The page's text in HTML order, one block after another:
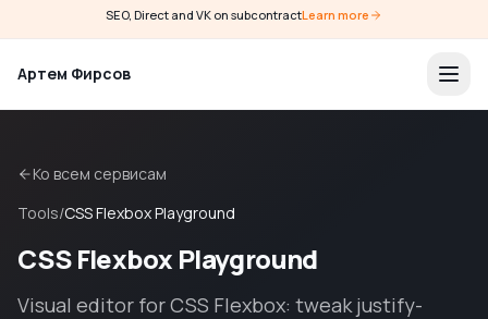
SEO, Direct and VK on subcontractLearn more
Артем Фирсов
Ко всем сервисам
Tools/CSS Flexbox Playground
CSS Flexbox Playground
Visual editor for CSS Flexbox: tweak justify-